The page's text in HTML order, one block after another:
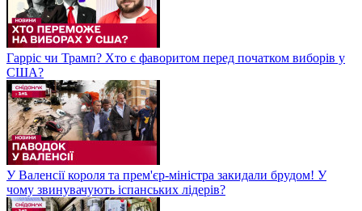
Гарріс чи Трамп? Хто є фаворитом перед початком виборів у
США?
У Валенсії короля та прем'єр-міністра закидали брудом! У
чому звинувачують іспанських лідерів?